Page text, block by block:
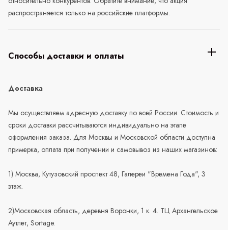
распространяется только на российские платформы.
Способы доставки и оплаты
Доставка
Мы осуществляем адресную доставку по всей России. Стоимость и
сроки доставки рассчитываются индивидуально на этапе
оформления заказа. Для Москвы и Московской области доступна
примерка, оплата при получении и самовывоз из наших магазинов:
1) Москва, Кутузовский проспект 48, Галереи "Времена Года", 3
этаж.
2)Московская область, деревня Воронки, 1 к. 4. ТЦ Архангельское
Аутлет, Sortage.